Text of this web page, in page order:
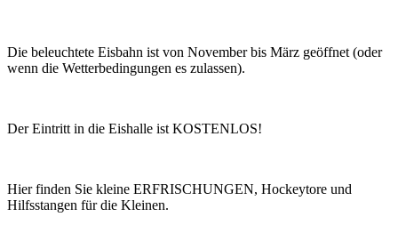
Die beleuchtete Eisbahn ist von November bis März geöffnet (oder
wenn die Wetterbedingungen es zulassen).
Der Eintritt in die Eishalle ist KOSTENLOS!
Hier finden Sie kleine ERFRISCHUNGEN, Hockeytore und
Hilfsstangen für die Kleinen.